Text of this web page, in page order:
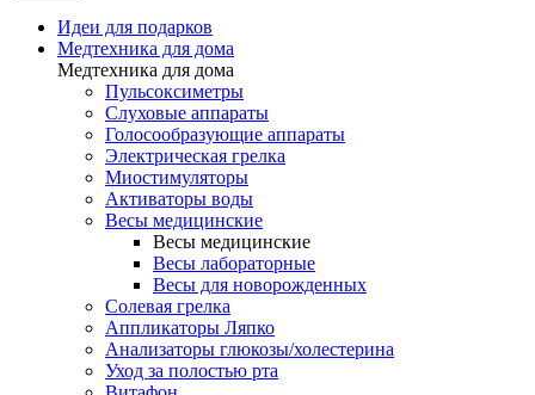
Идеи для подарков
Медтехника для дома
Медтехника для дома
Пульсоксиметры
Слуховые аппараты
Голосообразующие аппараты
Электрическая грелка
Миостимуляторы
Активаторы воды
Весы медицинские
Весы медицинские
Весы лабораторные
Весы для новорожденных
Солевая грелка
Аппликаторы Ляпко
Анализаторы глюкозы/холестерина
Уход за полостью рта